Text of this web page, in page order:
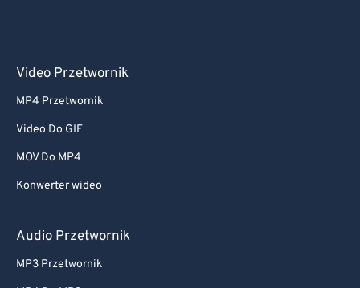
Video Przetwornik
MP4 Przetwornik
Video Do GIF
MOV Do MP4
Konwerter wideo
Audio Przetwornik
MP3 Przetwornik